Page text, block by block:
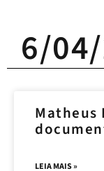
6/
Matheus
LEIA MAIS »